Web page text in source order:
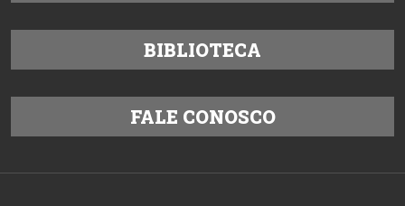
BIBLIOTECA
FALE CONOSCO